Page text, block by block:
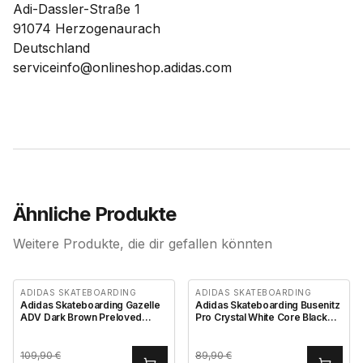
Adi-Dassler-Straße 1
91074 Herzogenaurach
Deutschland
serviceinfo@onlineshop.adidas.com
Ähnliche Produkte
Weitere Produkte, die dir gefallen könnten
ADIDAS SKATEBOARDING
Adidas Skateboarding Gazelle
ADV Dark Brown Preloved
109,90€
ADIDAS SKATEBOARDING
Adidas Skateboarding Busenitz
Pro Crystal White Core Black
89,90€